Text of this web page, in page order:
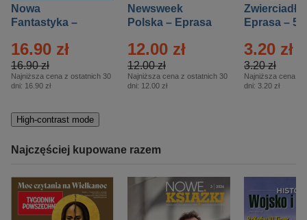
Nowa
Fantastyka –
16.90 zł
16.90 zł
Najniższa cena z ostatnich 30
dni: 16.90 zł
Newsweek
Polska – Eprasa
12.00 zł
12.00 zł
Najniższa cena z ostatnich 30
dni: 12.00 zł
Zwierciadło
Eprasa – 5/
3.20 zł
3.20 zł
Najniższa cena z
dni: 3.20 zł
High-contrast mode
Najczęściej kupowane razem